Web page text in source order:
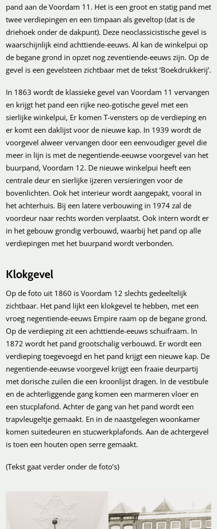
pand aan de Voordam 11. Het is een groot en statig pand met
twee verdiepingen en een timpaan als geveltop (dat is de
driehoek onder de dakpunt). Deze neoclassicistische gevel is
waarschijnlijk eind achttiende-eeuws. Al kan de winkelpui op
de begane grond in opzet nog zeventiende-eeuws zijn. Op de
gevel is een gevelsteen zichtbaar met de tekst ‘Boekdrukkerij’.
In 1863 wordt de klassieke gevel van Voordam 11 vervangen
en krijgt het pand een rijke neo-gotische gevel met een
sierlijke winkelpui, Er komen T-vensters op de verdieping en
er komt een daklijst voor de nieuwe kap. In 1939 wordt de
voorgevel alweer vervangen door een eenvoudiger gevel die
meer in lijn is met de negentiende-eeuwse voorgevel van het
buurpand, Voordam 12. De nieuwe winkelpui heeft een
centrale deur en sierlijke ijzeren versieringen voor de
bovenlichten. Ook het interieur wordt aangepakt, vooral in
het achterhuis. Bij een latere verbouwing in 1974 zal de
voordeur naar rechts worden verplaatst. Ook intern wordt er
in het gebouw grondig verbouwd, waarbij het pand op alle
verdiepingen met het buurpand wordt verbonden.
Klokgevel
Op de foto uit 1860 is Voordam 12 slechts gedeeltelijk
zichtbaar. Het pand lijkt een klokgevel te hebben, met een
vroeg negentiende-eeuws Empire raam op de begane grond.
Op de verdieping zit een achttiende-eeuws schuifraam. In
1872 wordt het pand grootschalig verbouwd. Er wordt een
verdieping toegevoegd en het pand krijgt een nieuwe kap. De
negentiende-eeuwse voorgevel krijgt een fraaie deurpartij
met dorische zuilen die een kroonlijst dragen. In de vestibule
en de achterliggende gang komen een marmeren vloer en
een stucplafond. Achter de gang van het pand wordt een
trapvleugeltje gemaakt. En in de naastgelegen woonkamer
komen suitedeuren en stucwerkplafonds. Aan de achtergevel
is toen een houten open serre gemaakt.
(Tekst gaat verder onder de foto’s)